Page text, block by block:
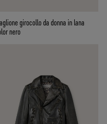
girocollo da donna in lana
nero